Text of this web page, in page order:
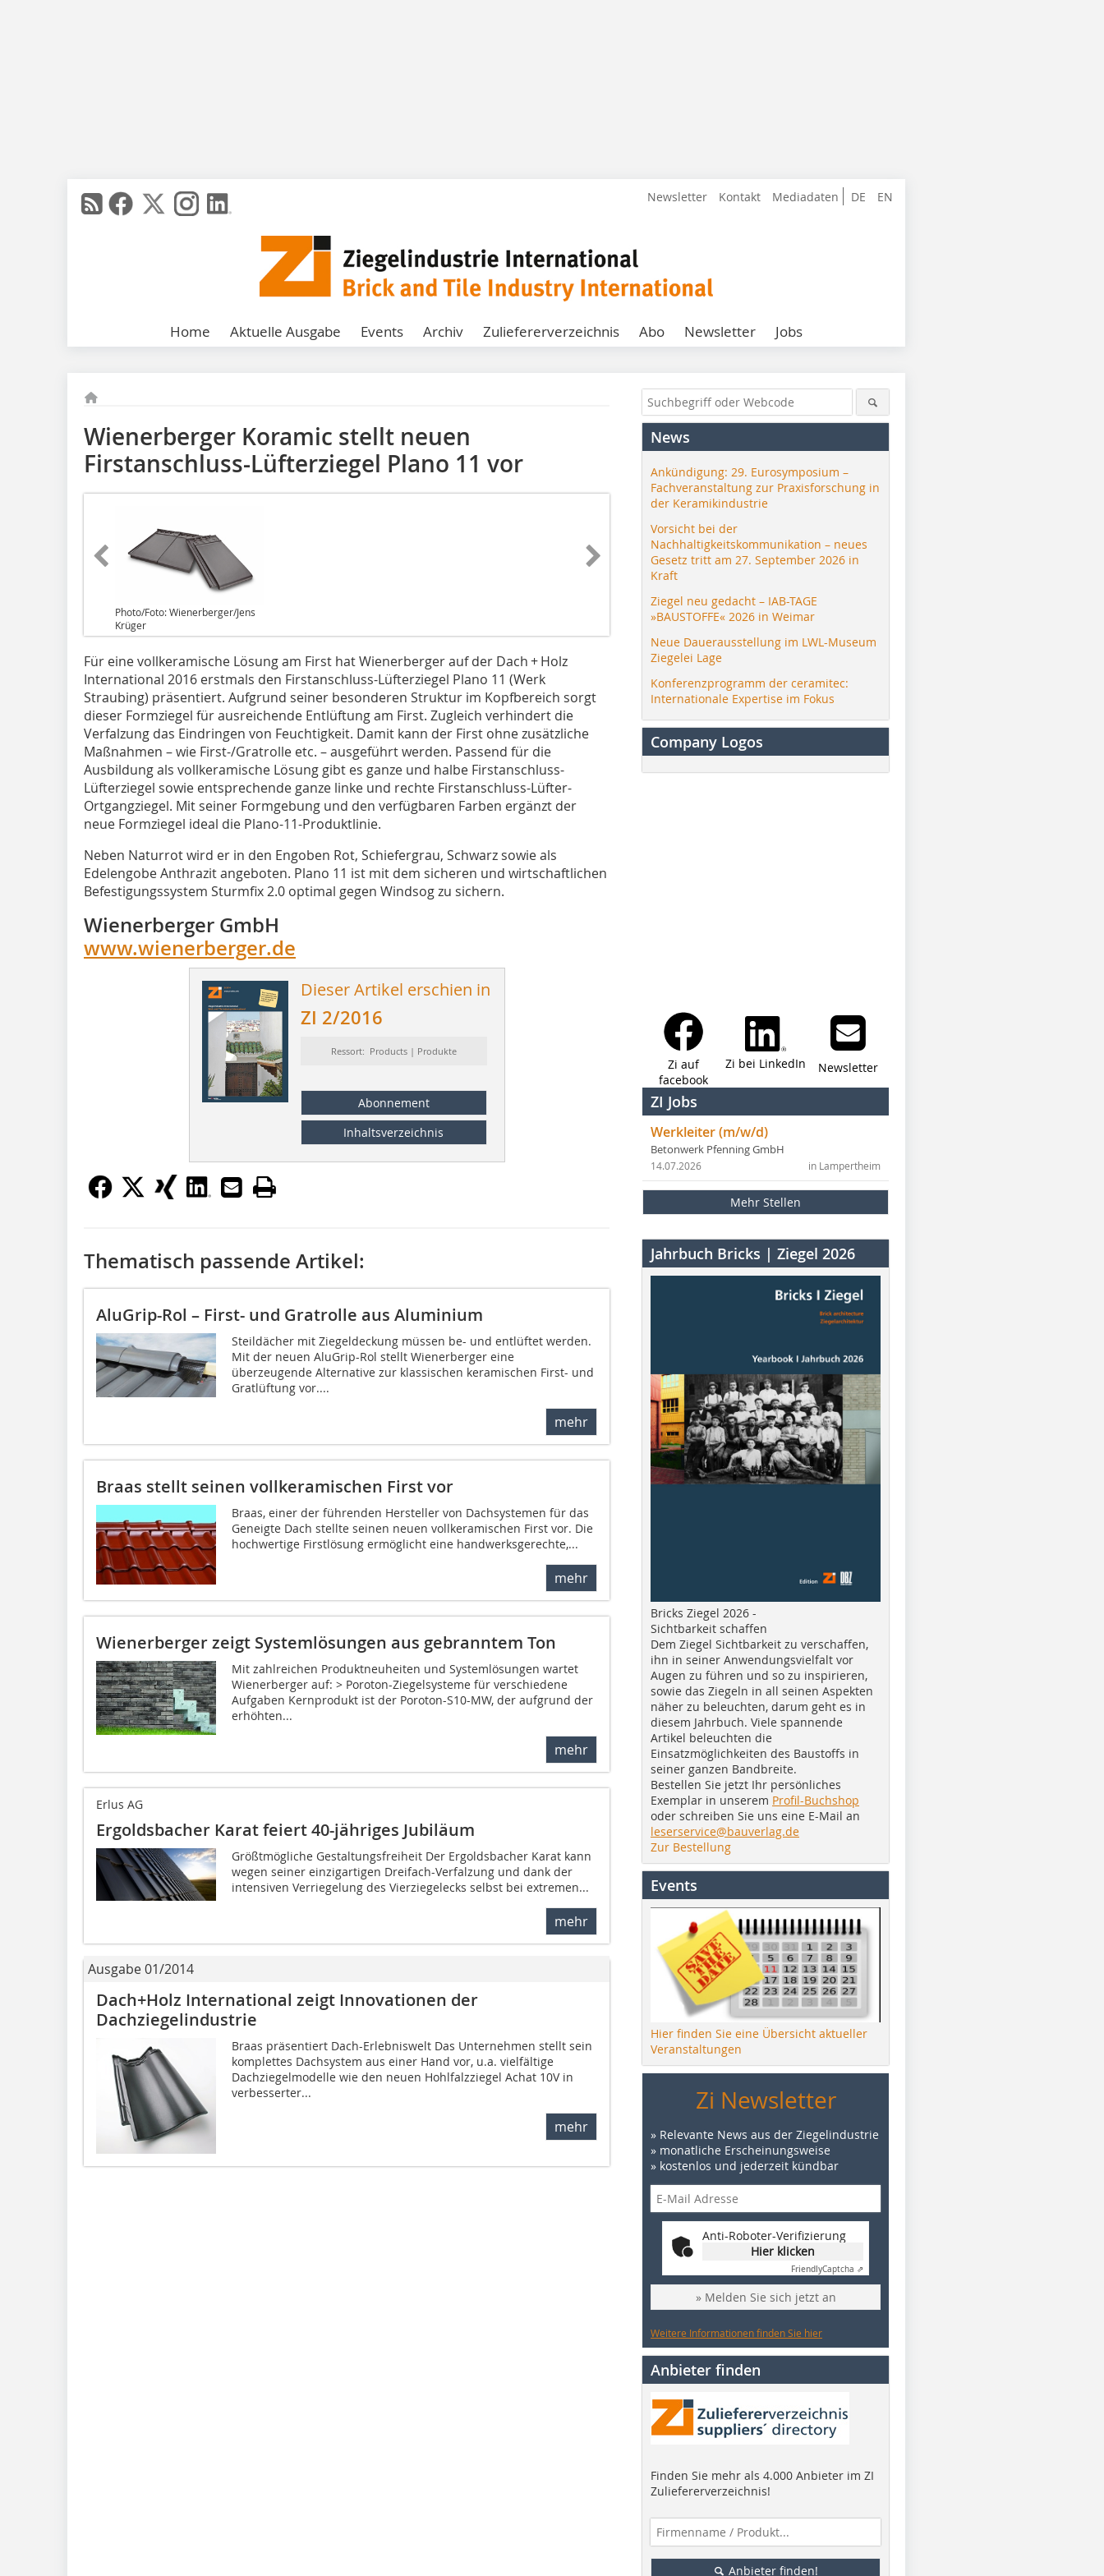
DE EN
Newsletter Kontakt Mediadaten
Home Aktuelle Ausgabe Events Archiv Zuliefererverzeichnis Abo Newsletter Jobs
Wienerberger Koramic stellt neuen
Firstanschluss-Lüfterziegel Plano 11 vor
Photo/Foto: Wienerberger/Jens
Krüger
Für eine vollkeramische Lösung am First hat Wienerberger auf der Dach + Holz
International 2016 erstmals den Firstanschluss-Lüfterziegel Plano 11 (Werk
Straubing) präsentiert. Aufgrund seiner besonderen Struktur im Kopfbereich sorgt
dieser Formziegel für ausreichende Entlüftung am First. Zugleich verhindert die
Verfalzung das Eindringen von Feuchtigkeit. Damit kann der First ohne zusätzliche
Maßnahmen – wie First-/Gratrolle etc. – ausgeführt werden. Passend für die
Ausbildung als vollkeramische Lösung gibt es ganze und halbe Firstanschluss-
Lüfterziegel sowie entsprechende ganze linke und rechte Firstanschluss-Lüfter-
Ortgangziegel. Mit seiner Formgebung und den verfügbaren Farben ergänzt der
neue Formziegel ideal die Plano-11-Produktlinie.
Neben Naturrot wird er in den Engoben Rot, Schiefergrau, Schwarz sowie als
Edelengobe Anthrazit angeboten. Plano 11 ist mit dem sicheren und wirtschaftlichen
Befestigungssystem Sturmfix 2.0 optimal gegen Windsog zu sichern.
Wienerberger GmbH
www.wienerberger.de
Dieser Artikel erschien in
ZI 2/2016
Ressort: Products | Produkte
Abonnement
Inhaltsverzeichnis
Thematisch passende Artikel:
AluGrip-Rol – First- und Gratrolle aus Aluminium
Steildächer mit Ziegeldeckung müssen be- und entlüftet werden.
Mit der neuen AluGrip-Rol stellt Wienerberger eine
überzeugende Alternative zur klassischen keramischen First- und
Gratlüftung vor....
mehr
Braas stellt seinen vollkeramischen First vor
Braas, einer der führenden Hersteller von Dachsystemen für das
Geneigte Dach stellte seinen neuen vollkeramischen First vor. Die
hochwertige Firstlösung ermöglicht eine handwerksgerechte,...
mehr
Wienerberger zeigt Systemlösungen aus gebranntem Ton
Mit zahlreichen Produktneuheiten und Systemlösungen wartet
Wienerberger auf: > Poroton-Ziegelsysteme für verschiedene
Aufgaben Kernprodukt ist der Poroton-S10-MW, der aufgrund der
erhöhten...
mehr
Erlus AG
Ergoldsbacher Karat feiert 40-jähriges Jubiläum
Größtmögliche Gestaltungsfreiheit Der Ergoldsbacher Karat kann
wegen seiner einzigartigen Dreifach-Verfalzung und dank der
intensiven Verriegelung des Vierziegelecks selbst bei extremen...
mehr
Ausgabe 01/2014
Dach+Holz International zeigt Innovationen der
Dachziegelindustrie
Braas präsentiert Dach-Erlebniswelt Das Unternehmen stellt sein
komplettes Dachsystem aus einer Hand vor, u.a. vielfältige
Dachziegelmodelle wie den neuen Hohlfalzziegel Achat 10V in
verbesserter...
mehr
News
Ankündigung: 29. Eurosymposium –
Fachveranstaltung zur Praxisforschung in
der Keramikindustrie
Vorsicht bei der
Nachhaltigkeitskommunikation – neues
Gesetz tritt am 27. September 2026 in
Kraft
Ziegel neu gedacht – IAB-TAGE
»BAUSTOFFE« 2026 in Weimar
Neue Dauerausstellung im LWL-Museum
Ziegelei Lage
Konferenzprogramm der ceramitec:
Internationale Expertise im Fokus
Company Logos
Zi auf
facebook
Zi bei LinkedIn Newsletter
ZI Jobs
Werkleiter (m/w/d)
Betonwerk Pfenning GmbH
in Lampertheim
14.07.2026
Mehr Stellen
Jahrbuch Bricks | Ziegel 2026
Bricks Ziegel 2026 -
Sichtbarkeit schaffen
Dem Ziegel Sichtbarkeit zu verschaffen,
ihn in seiner Anwendungsvielfalt vor
Augen zu führen und so zu inspirieren,
sowie das Ziegeln in all seinen Aspekten
näher zu beleuchten, darum geht es in
diesem Jahrbuch. Viele spannende
Artikel beleuchten die
Einsatzmöglichkeiten des Baustoffs in
seiner ganzen Bandbreite.
Bestellen Sie jetzt Ihr persönliches
Exemplar in unserem Profil-Buchshop
oder schreiben Sie uns eine E-Mail an
leserservice@bauverlag.de
Zur Bestellung
Events
Hier finden Sie eine Übersicht aktueller
Veranstaltungen
Zi Newsletter
» Relevante News aus der Ziegelindustrie
» monatliche Erscheinungsweise
» kostenlos und jederzeit kündbar
Anti-Roboter-Verifizierung
Hier klicken
FriendlyCaptcha ⇗
» Melden Sie sich jetzt an
Weitere Informationen finden Sie hier
Anbieter finden
Finden Sie mehr als 4.000 Anbieter im ZI
Zuliefererverzeichnis!
Anbieter finden!